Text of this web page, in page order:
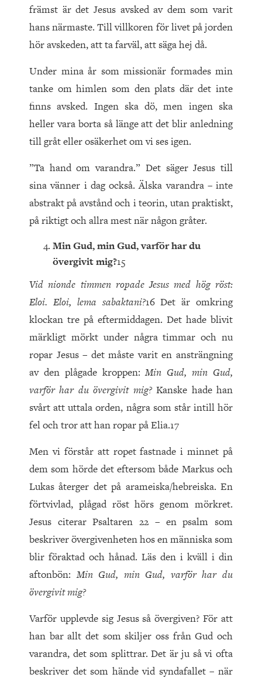
främst är det Jesus avsked av dem som varit
hans närmaste. Till villkoren för livet på jorden
hör avskeden, att ta farväl, att säga hej då.
Under mina år som missionär formades min
tanke om himlen som den plats där det inte
finns avsked. Ingen ska dö, men ingen ska
heller vara borta så länge att det blir anledning
till gråt eller osäkerhet om vi ses igen.
”Ta hand om varandra.” Det säger Jesus till
sina vänner i dag också. Älska varandra – inte
abstrakt på avstånd och i teorin, utan praktiskt,
på riktigt och allra mest när någon gråter.
Min Gud, min Gud, varför har du
övergivit mig?15
Vid nionde timmen ropade Jesus med hög röst:
Eloi. Eloi, lema sabaktani?16 Det är omkring
klockan tre på eftermiddagen. Det hade blivit
märkligt mörkt under några timmar och nu
ropar Jesus – det måste varit en ansträngning
av den plågade kroppen:Min Gud, min Gud,
varför har du övergivit mig?Kanske hade han
svårt att uttala orden, några som står intill hör
fel och tror att han ropar på Elia.17
Men vi förstår att ropet fastnade i minnet på
dem som hörde det eftersom både Markus och
Lukas återger det på arameiska/hebreiska. En
förtvivlad, plågad röst hörs genom mörkret.
Jesus citerar Psaltaren 22 – en psalm som
beskriver övergivenheten hos en människa som
blir föraktad och hånad. Läs den i kväll i din
aftonbön:Min Gud, min Gud, varför har du
övergivit mig?
Varför upplevde sig Jesus så övergiven? För att
han bar allt det som skiljer oss från Gud och
varandra, det som splittrar. Det är ju så vi ofta
beskriver det som hände vid syndafallet – när